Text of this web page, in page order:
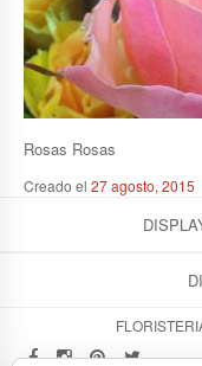
Rosas Rosas
Creado el 27 agosto, 2015